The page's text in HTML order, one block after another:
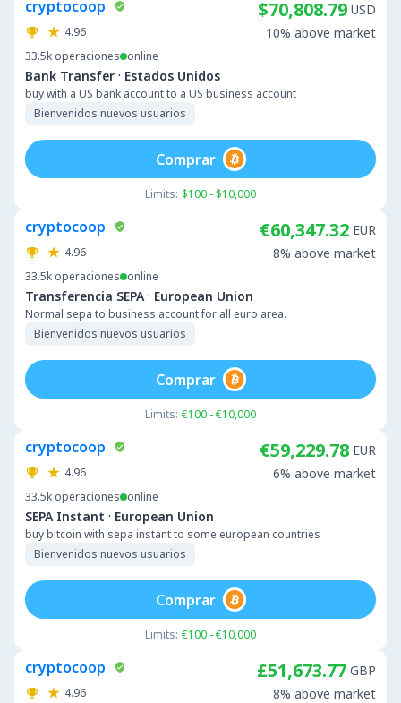
cryptocoop
4.96
33.5k operaciones online
Bank Transfer · Estados Unidos
buy with a US bank account to a US business account
Bienvenidos nuevos usuarios
$70,808.79 USD
10% above market
Limits: $100 - $10,000
Comprar
cryptocoop
4.96
33.5k operaciones online
Transferencia SEPA · European Union
Normal sepa to business account for all euro area.
Bienvenidos nuevos usuarios
€60,347.32 EUR
8% above market
Limits: €100 - €10,000
Comprar
cryptocoop
4.96
33.5k operaciones online
SEPA Instant · European Union
buy bitcoin with sepa instant to some european countries
Bienvenidos nuevos usuarios
€59,229.78 EUR
6% above market
Limits: €100 - €10,000
Comprar
cryptocoop
4.96
£51,673.77 GBP
8% above market